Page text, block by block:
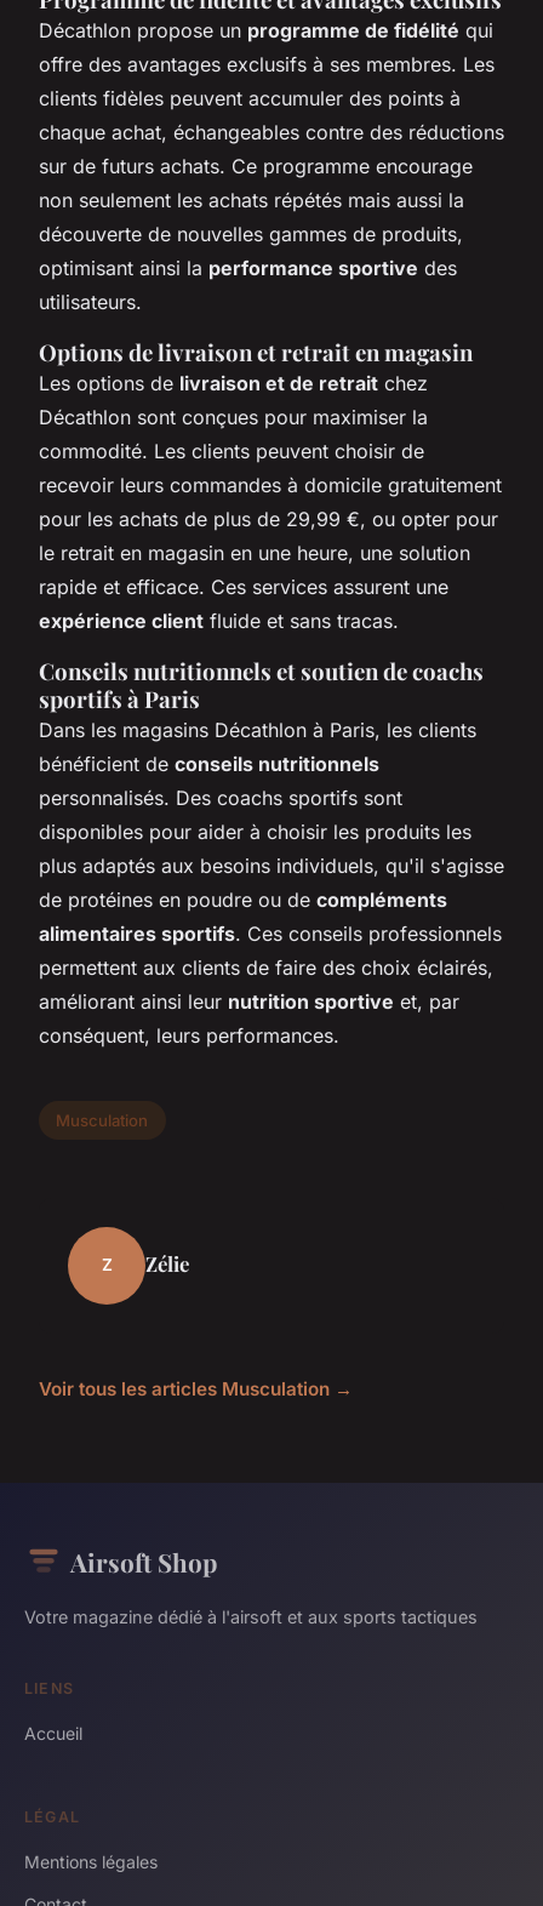
Décathlon propose un programme de fidélité qui
offre des avantages exclusifs à ses membres. Les
clients fidèles peuvent accumuler des points à
chaque achat, échangeables contre des réductions
sur de futurs achats. Ce programme encourage
non seulement les achats répétés mais aussi la
découverte de nouvelles gammes de produits,
optimisant ainsi la performance sportive des
utilisateurs.
Options de livraison et retrait en magasin
Les options de livraison et de retrait chez
Décathlon sont conçues pour maximiser la
commodité. Les clients peuvent choisir de
recevoir leurs commandes à domicile gratuitement
pour les achats de plus de 29,99 €, ou opter pour
le retrait en magasin en une heure, une solution
rapide et efficace. Ces services assurent une
expérience client fluide et sans tracas.
Conseils nutritionnels et soutien de coachs
sportifs à Paris
Dans les magasins Décathlon à Paris, les clients
bénéficient de conseils nutritionnels
personnalisés. Des coachs sportifs sont
disponibles pour aider à choisir les produits les
plus adaptés aux besoins individuels, qu'il s'agisse
de protéines en poudre ou de compléments
alimentaires sportifs. Ces conseils professionnels
permettent aux clients de faire des choix éclairés,
améliorant ainsi leur nutrition sportive et, par
conséquent, leurs performances.
Musculation
Z Zélie
Voir tous les articles Musculation →
Airsoft Shop
Votre magazine dédié à l'airsoft et aux sports tactiques
LIENS
Accueil
LÉGAL
Mentions légales